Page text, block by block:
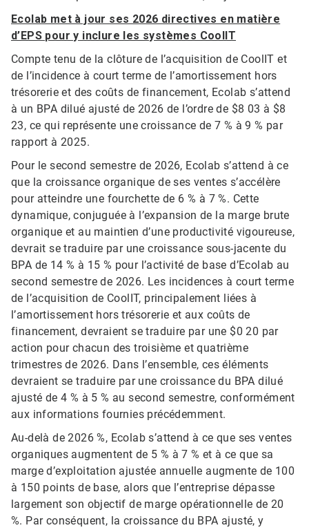
Ecolab met à jour ses 2026 directives en matière
d’EPS pour y inclure les systèmes CoolIT
Compte tenu de la clôture de l’acquisition de CoolIT et
de l’incidence à court terme de l’amortissement hors
trésorerie et des coûts de financement, Ecolab s’attend
à un BPA dilué ajusté de 2026 de l’ordre de $8 03 à $8
23, ce qui représente une croissance de 7 % à 9 % par
rapport à 2025.
Pour le second semestre de 2026, Ecolab s’attend à ce
que la croissance organique de ses ventes s’accélère
pour atteindre une fourchette de 6 % à 7 %. Cette
dynamique, conjuguée à l’expansion de la marge brute
organique et au maintien d’une productivité vigoureuse,
devrait se traduire par une croissance sous-jacente du
BPA de 14 % à 15 % pour l’activité de base d’Ecolab au
second semestre de 2026. Les incidences à court terme
de l’acquisition de CoolIT, principalement liées à
l’amortissement hors trésorerie et aux coûts de
financement, devraient se traduire par une $0 20 par
action pour chacun des troisième et quatrième
trimestres de 2026. Dans l’ensemble, ces éléments
devraient se traduire par une croissance du BPA dilué
ajusté de 4 % à 5 % au second semestre, conformément
aux informations fournies précédemment.
Au-delà de 2026 %, Ecolab s’attend à ce que ses ventes
organiques augmentent de 5 % à 7 % et à ce que sa
marge d’exploitation ajustée annuelle augmente de 100
à 150 points de base, alors que l’entreprise dépasse
largement son objectif de marge opérationnelle de 20
%. Par conséquent, la croissance du BPA ajusté, y